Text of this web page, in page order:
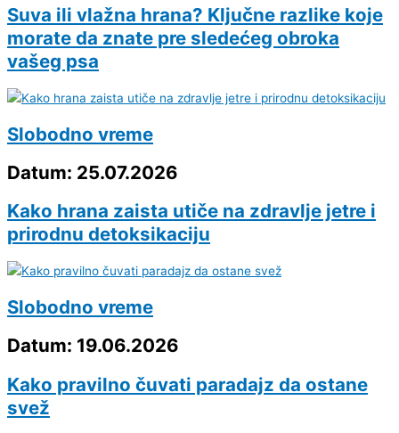
Suva ili vlažna hrana? Ključne razlike koje
morate da znate pre sledećeg obroka
vašeg psa
Slobodno vreme
Datum: 25.07.2026
Kako hrana zaista utiče na zdravlje jetre i
prirodnu detoksikaciju
Slobodno vreme
Datum: 19.06.2026
Kako pravilno čuvati paradajz da ostane
svež